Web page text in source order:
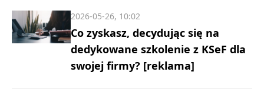
Co zyskasz, decydując się na
dedykowane szkolenie z KSeF dla
swojej firmy? [reklama]
2026-05-26, 10:02